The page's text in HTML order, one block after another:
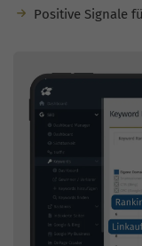
Positive Signale